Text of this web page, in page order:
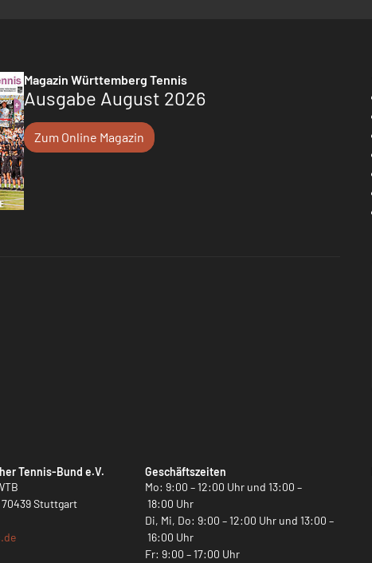
Magazin Württemberg Tennis
Ausgabe August 2026
Zum Online Magazin
Tennis-Bund e.V.
70439 Stuttgart
Geschäftszeiten
Mo: 9:00 – 12:00 Uhr und 13:00 –
18:00 Uhr
Di, Mi, Do: 9:00 – 12:00 Uhr und 13:00 –
16:00 Uhr
Fr: 9:00 – 17:00 Uhr